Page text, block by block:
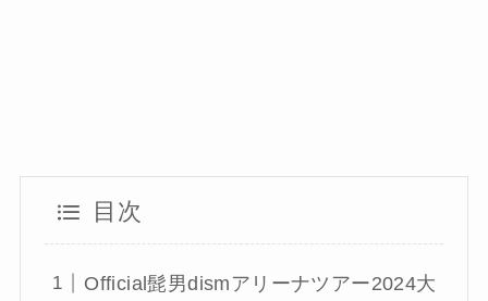
目次
Official髭男dismアリーナツアー2024大